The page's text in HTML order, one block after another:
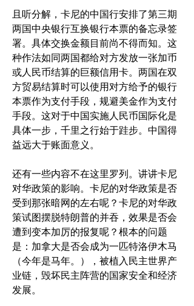
且听分解，卡尼的中国行安排了第三期
两国中央银行互换银行本票的备忘录签
署。具体交换金额目前尚不得而知。这
种作法如同两国都给对方发放一张加币
或人民币结算的巨额信用卡。两国在双
方贸易结算时可以使用对方给予的银行
本票作为支付手段，规避美金作为支付
手段。这对于中国实施人民币国际化是
具体一步，千里之行始于跬步。中国得
益远大于账面意义。
还有一些内容不在这里罗列。讲讲卡尼
对华政策的影响。卡尼的对华政策是否
受到那张暗网的左右呢？卡尼的对华政
策试图摆脱特朗普的并吞，效果是否会
遭到变本加厉的报复呢？根本的问题
是：加拿大是否会成为一匹特洛伊木马
（今年是马年。），被植入民主世界产
业链，毁坏民主阵营的国家安全和经济
发展。